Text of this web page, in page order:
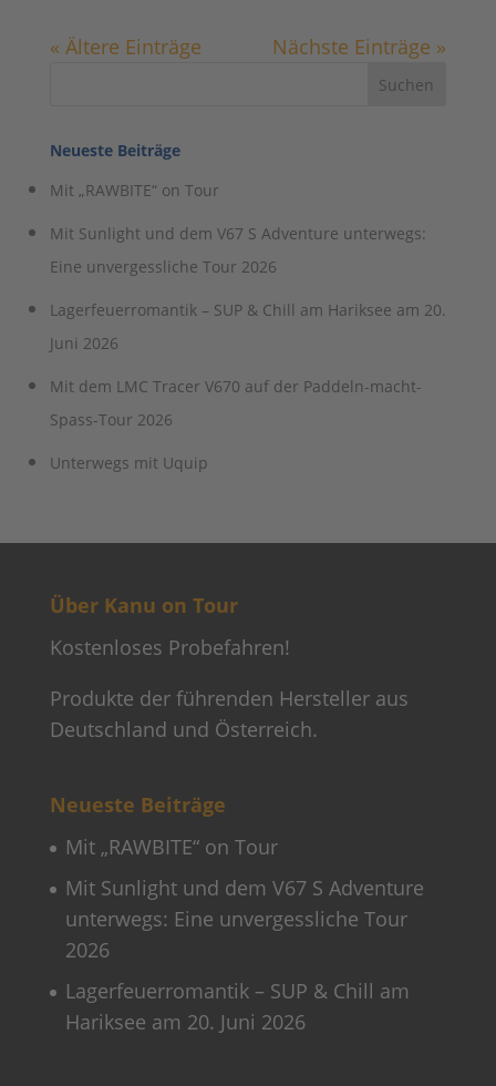
« Ältere Einträge Nächste Einträge »
Neueste Beiträge
Mit „RAWBITE“ on Tour
Mit Sunlight und dem V67 S Adventure unterwegs:
Eine unvergessliche Tour 2026
Lagerfeuerromantik – SUP & Chill am Hariksee am 20.
Juni 2026
Mit dem LMC Tracer V670 auf der Paddeln-macht-
Spass-Tour 2026
Unterwegs mit Uquip
Über Kanu on Tour
Kostenloses Probefahren!
Produkte der führenden Hersteller aus
Deutschland und Österreich.
Neueste Beiträge
Mit „RAWBITE“ on Tour
Mit Sunlight und dem V67 S Adventure
unterwegs: Eine unvergessliche Tour
2026
Lagerfeuerromantik – SUP & Chill am
Hariksee am 20. Juni 2026